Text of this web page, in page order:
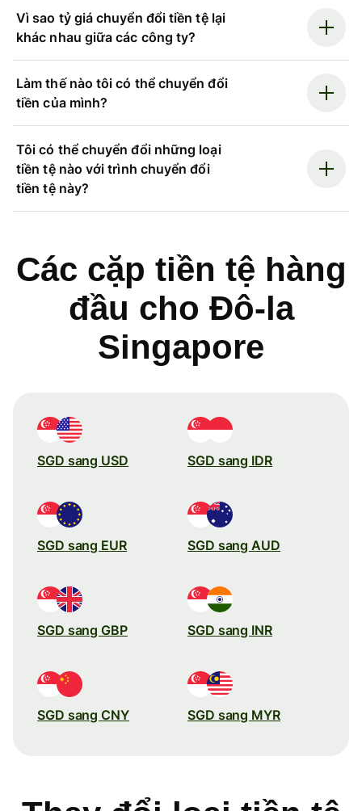
Vì sao tỷ giá chuyển đổi tiền tệ lại
khác nhau giữa các công ty?
Làm thế nào tôi có thể chuyển đổi
tiền của mình?
Tôi có thể chuyển đổi những loại
tiền tệ nào với trình chuyển đổi
tiền tệ này?
Các cặp tiền tệ hàng
đầu cho Đô-la
Singapore
SGD sang USD SGD sang IDR
SGD sang EUR SGD sang AUD
SGD sang GBP SGD sang INR
SGD sang CNY SGD sang MYR